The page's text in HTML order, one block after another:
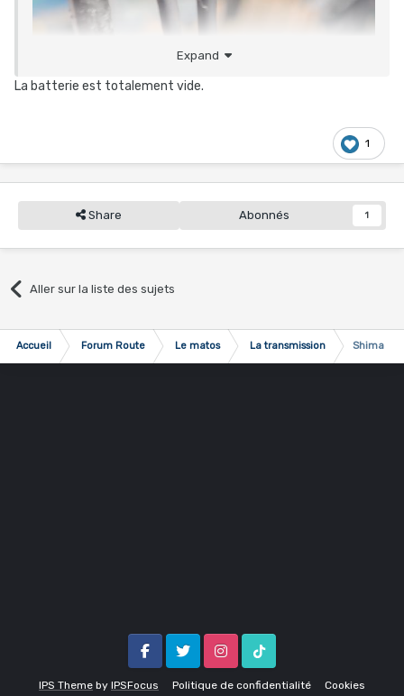
Expand
La batterie est totalement vide.
1
Share Abonnés 1
Aller sur la liste des sujets
Accueil Forum Route Le matos La transmission Shimano
IPS Theme by IPSFocus Politique de confidentialité Cookies
FacebookTwitter InstagramTik Tok